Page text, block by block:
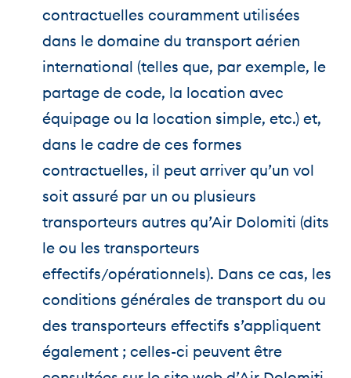
contractuelles couramment utilisées
dans le domaine du transport aérien
international (telles que, par exemple, le
partage de code, la location avec
équipage ou la location simple, etc.) et,
dans le cadre de ces formes
contractuelles, il peut arriver qu’un vol
soit assuré par un ou plusieurs
transporteurs autres qu’Air Dolomiti (dits
le ou les transporteurs
effectifs/opérationnels). Dans ce cas, les
conditions générales de transport du ou
des transporteurs effectifs s’appliquent
également ; celles-ci peuvent être